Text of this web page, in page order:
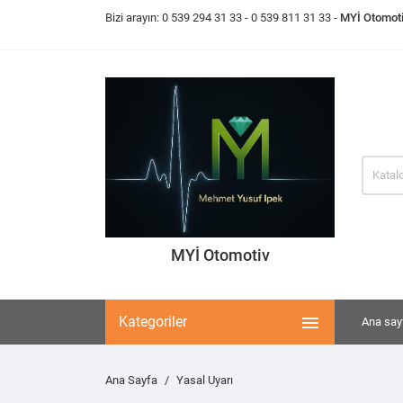
Bizi arayın: 0 539 294 31 33 - 0 539 811 31 33 - MYİ
MYİ Otomotiv
Kategoriler  Ana
Ana Sayfa Yasal Uyarı